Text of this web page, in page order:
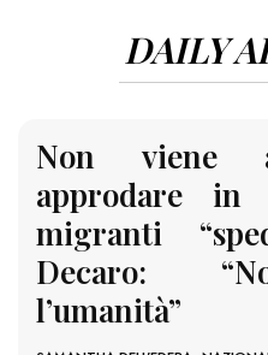
DAILY
Non viene
approdare
migranti
Decaro:
l’umanità”